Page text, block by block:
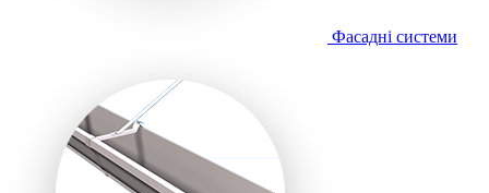
Фасадні системи